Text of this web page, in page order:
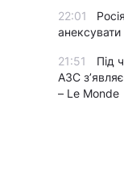
22:01
анексувати
21:51
Під
АЗС
– Le Monde